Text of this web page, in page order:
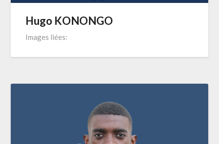
Hugo KONONGO
Images liées: